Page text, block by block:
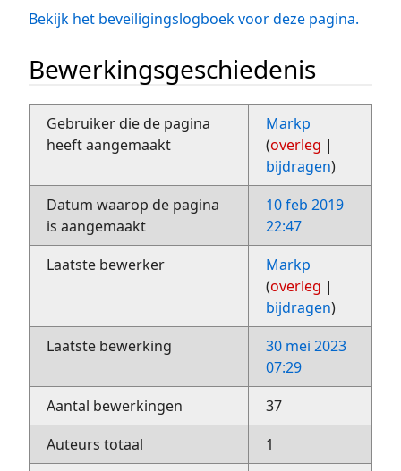
Bekijk het beveiligingslogboek voor deze pagina.
Bewerkingsgeschiedenis
Gebruiker die de pagina
heeft aangemaakt
Markp
(overleg |
bijdragen)
Datum waarop de pagina
is aangemaakt
10 feb 2019
22:47
Laatste bewerker
Markp
(overleg |
bijdragen)
Laatste bewerking
30 mei 2023
07:29
Aantal bewerkingen
37
Auteurs totaal
1